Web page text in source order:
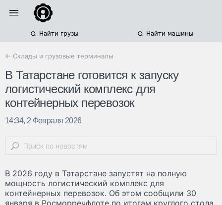
Найти грузы Найти машины
← Склады и грузовые терминалы
В Татарстане готовится к запуску
логистический комплекс для
контейнерных перевозок
14:34, 2 Февраля 2026
В 2026 году в Татарстане запустят на полную
мощность логистический комплекс для
контейнерных перевозок. Об этом сообщили 30